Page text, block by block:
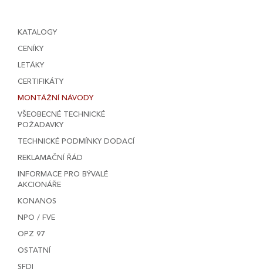
KATALOGY
CENÍKY
LETÁKY
CERTIFIKÁTY
MONTÁŽNÍ NÁVODY
VŠEOBECNÉ TECHNICKÉ
POŽADAVKY
TECHNICKÉ PODMÍNKY DODACÍ
REKLAMAČNÍ ŘÁD
INFORMACE PRO BÝVALÉ
AKCIONÁŘE
KONANOS
NPO / FVE
OPZ 97
OSTATNÍ
SFDI